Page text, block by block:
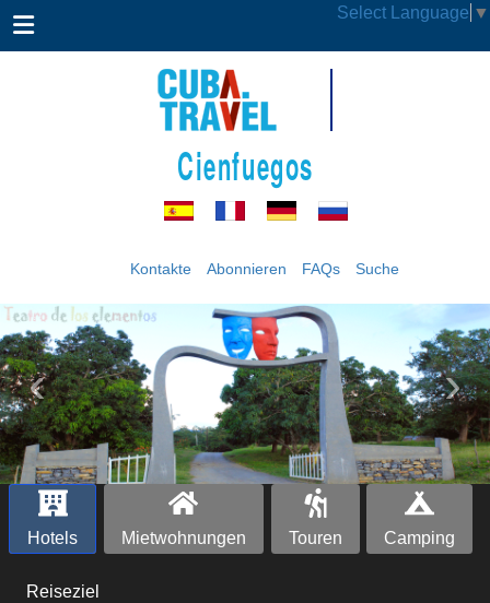
Select Language ▼
Cienfuegos
Kontakte Abonnieren FAQs Suche
‹ ›
Hotels Mietwohnungen Touren Camping
Reiseziel